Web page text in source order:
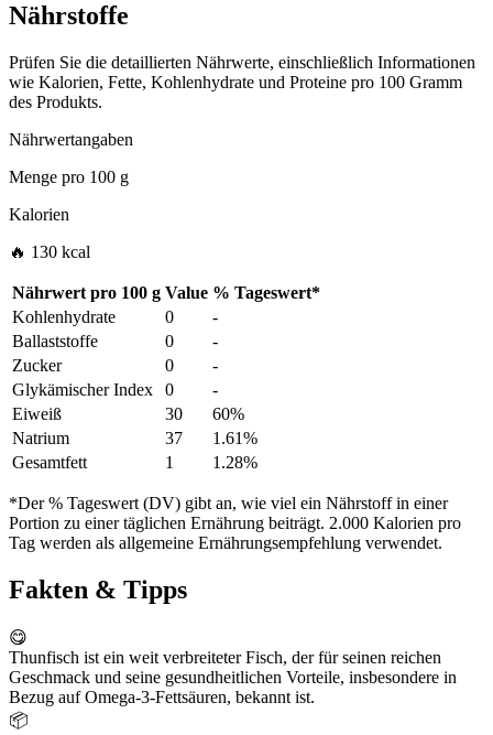
Nährstoffe
Prüfen Sie die detaillierten Nährwerte, einschließlich Informationen
wie Kalorien, Fette, Kohlenhydrate und Proteine pro 100 Gramm
des Produkts.
Nährwertangaben
Menge pro 100 g
Kalorien
🔥 130 kcal
Nährwert pro 100 g Value % Tageswert*
Kohlenhydrate
0
-
Ballaststoffe
0
-
Zucker
0
-
Glykämischer Index
0
-
Eiweiß
30
60%
Natrium
37
1.61%
Gesamtfett
1 1.28%
*Der % Tageswert (DV) gibt an, wie viel ein Nährstoff in einer
Portion zu einer täglichen Ernährung beiträgt. 2.000 Kalorien pro
Tag werden als allgemeine Ernährungsempfehlung verwendet.
Fakten & Tipps
😋
Thunfisch ist ein weit verbreiteter Fisch, der für seinen reichen
Geschmack und seine gesundheitlichen Vorteile, insbesondere in
Bezug auf Omega-3-Fettsäuren, bekannt ist.
📦